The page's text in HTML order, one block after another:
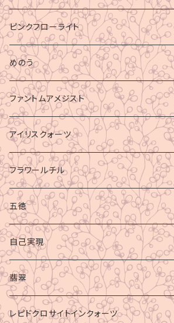
ピンクフローライト
めのう
ファントムアメジスト
アイリスクォーツ
フラワールチル
心身の癒し
グラウディング
マイナスエネルギーからの防御
ビジネス成功
五徳
自己実現
翡翠
レピドクロサイトインクォーツ